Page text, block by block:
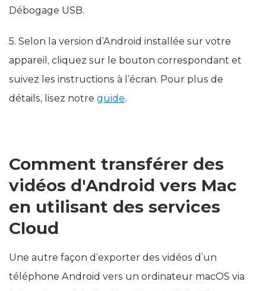
Paramètres -> Options pour les développeurs ->
5. Selon la version d’Android installée sur votre
appareil, cliquez sur le bouton correspondant et
suivez les instructions à l’écran. Pour plus de
Comment transférer des
vidéos d'Android vers Mac
en utilisant des services
Cloud
Une autre façon d’exporter des vidéos d’un